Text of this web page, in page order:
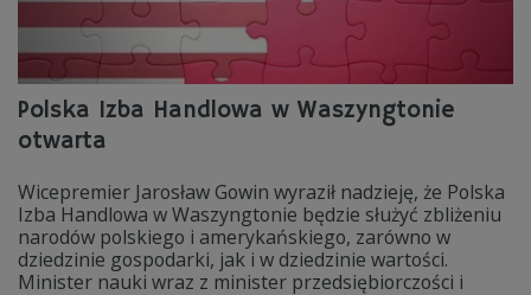
Polska Izba Handlowa w Waszyngtonie
otwarta
Wicepremier Jarosław Gowin wyraził nadzieję, że Polska
Izba Handlowa w Waszyngtonie będzie służyć zbliżeniu
narodów polskiego i amerykańskiego, zarówno w
dziedzinie gospodarki, jak i w dziedzinie wartości.
Minister nauki wraz z minister przedsiębiorczości i